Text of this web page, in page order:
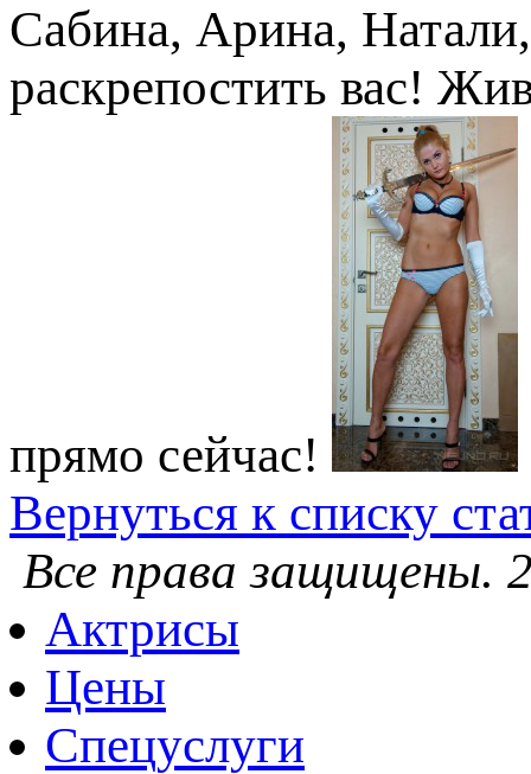
Сабина, Арина,
раскрепостить вас!
прямо сейчас!
Вернуться к списку
Все права защищены.
Актрисы
Цены
Спецуслуги